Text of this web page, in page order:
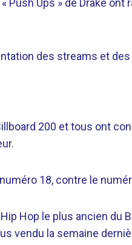
Push Ups » de Drake
des streams et
200 et tous ont
18, contre le
Hop le plus ancien du
vendu la semaine